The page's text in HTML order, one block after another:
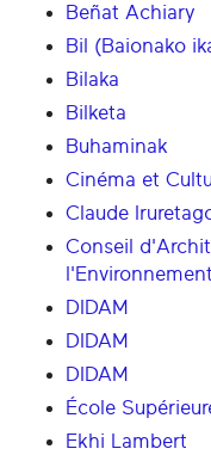
Beñat Achiary
Bil (Baionako
Bilaka
Bilketa
Buhaminak
Cinéma et
Claude
Conseil
DIDAM
DIDAM
DIDAM
École
Ekhi Lambert